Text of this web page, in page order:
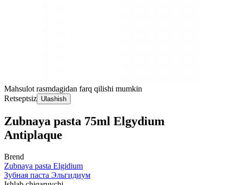
Mahsulot rasmdagidan farq qilishi mumkin
Retseptsiz Ulashish
Zubnaya pasta 75ml Elgydium
Antiplaque
Brend
Zubnaya pasta Elgidium
Зубная паста Эльгидиум